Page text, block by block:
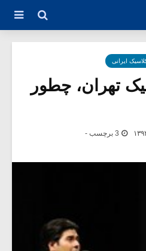
ایرانی
تهران، چطور
3 برچسب -